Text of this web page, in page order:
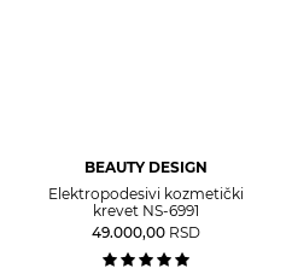
BEAUTY DESIGN
Elektropodesivi kozmetički
krevet NS-6991
49.000,00 RSD